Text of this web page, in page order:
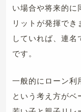
い場合や将来的に
リットが発揮で
していれば、連名
です。
一般的にローン利
という考え方がベ